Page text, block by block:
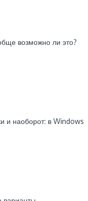
возможно ли это?
и наоборот: в Windows